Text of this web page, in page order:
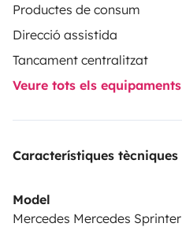
Productes de consum
Direcció assistida
Tancament centralitzat
Veure tots els equipaments
Característiques tècniques
Model
Mercedes Mercedes Sprinter